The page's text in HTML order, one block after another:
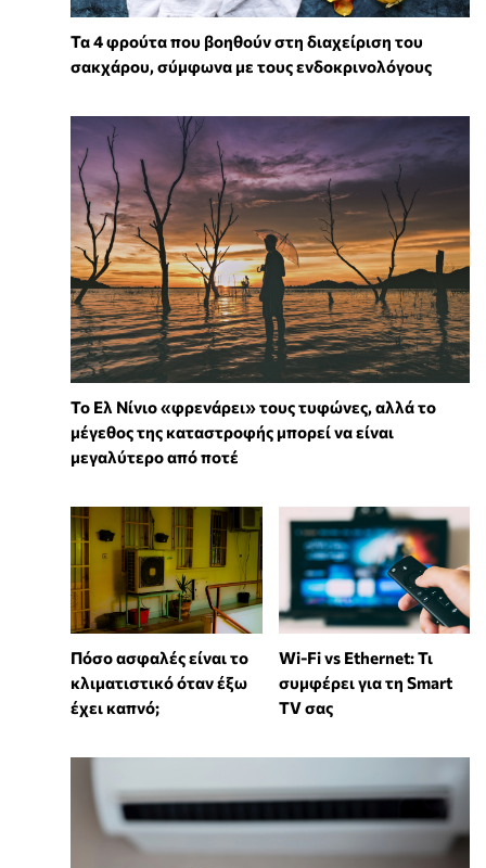
Τα 4 φρούτα που βοηθούν στη διαχείριση του
σακχάρου, σύμφωνα με τους ενδοκρινολόγους
Το Ελ Νίνιο «φρενάρει» τους τυφώνες, αλλά το
μέγεθος της καταστροφής μπορεί να είναι
μεγαλύτερο από ποτέ
Πόσο ασφαλές είναι το
κλιματιστικό όταν έξω
έχει καπνό;
Wi-Fi vs Ethernet: Τι
συμφέρει για τη Smart
TV σας